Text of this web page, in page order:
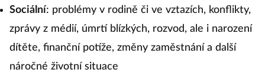
Sociální: problémy v rodině či ve vztazích, konflikty,
zprávy z médií, úmrtí blízkých, rozvod, ale i narození
dítěte, finanční potíže, změny zaměstnání a další
náročné životní situace